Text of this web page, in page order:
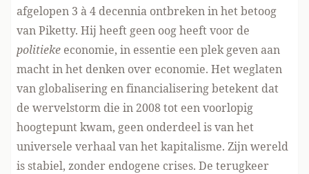
afgelopen 3 à 4 decennia ontbreken in het betoog
van Piketty. Hij heeft geen oog heeft voor de
politieke economie, in essentie een plek geven aan
macht in het denken over economie. Het weglaten
van globalisering en financialisering betekent dat
de wervelstorm die in 2008 tot een voorlopig
hoogtepunt kwam, geen onderdeel is van het
universele verhaal van het kapitalisme. Zijn wereld
is stabiel, zonder endogene crises. De terugkeer